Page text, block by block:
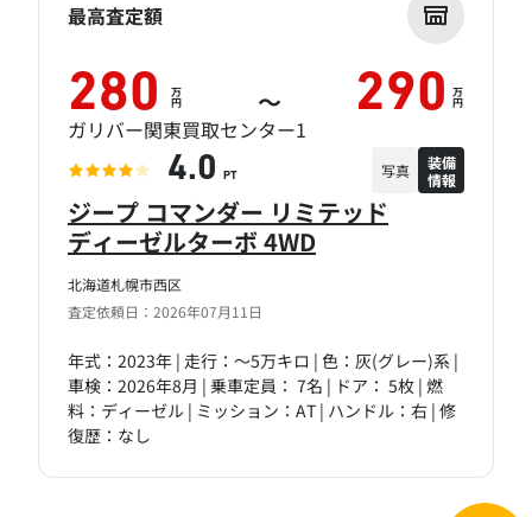
北海道札幌市西区
査定依頼日：2026年07月11日
ジープ コマンダー リミテッド
ディーゼルターボ 4WD
年式：2023年 | 走行：～5万キロ | 色：灰(グレー)系 |
車検：2026年8月 | 乗車定員： 7名 | ドア： 5枚 | 燃
料：ディーゼル | ミッション：AT | ハンドル：右 | 修
復歴：なし
最高査定額
280 万
円 ～ 290 万
円
ガリバー関東買取センター1
4.0 PT 写真
装備
情報